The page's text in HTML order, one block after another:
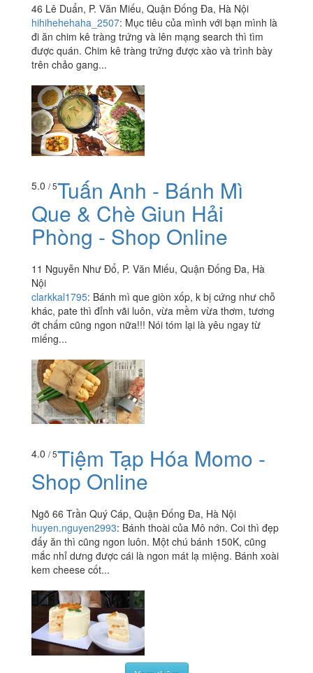
46 Lê Duẩn, P. Văn Miếu, Quận Đống Đa, Hà Nội
hihihehehaha_2507: Mục tiêu của mình với bạn mình là
đi ăn chim kê tràng trứng và lên mạng search thì tìm
được quán. Chim kê tràng trứng được xào và trình bày
trên chảo gang...
5.0 / 5Tuấn Anh - Bánh Mì
Que & Chè Giun Hải
Phòng - Shop Online
11 Nguyễn Như Đổ, P. Văn Miếu, Quận Đống Đa, Hà
Nội
clarkkal1795: Bánh mì que giòn xốp, k bị cứng như chỗ
khác, pate thì đỉnh vãi luôn, vừa mềm vừa thơm, tương
ớt chấm cũng ngon nữa!!! Nói tóm lại là yêu ngay từ
miếng...
4.0 / 5Tiệm Tạp Hóa Momo -
Shop Online
Ngõ 66 Trần Quý Cáp, Quận Đống Đa, Hà Nội
huyen.nguyen2993: Bánh thoài của Mô nớn. Coi thì đẹp
đấy ăn thì cũng ngon luôn. Một chú bánh 150K, cũng
mắc nhỉ dưng được cái là ngon mát lạ miệng. Bánh xoài
kem cheese cốt...